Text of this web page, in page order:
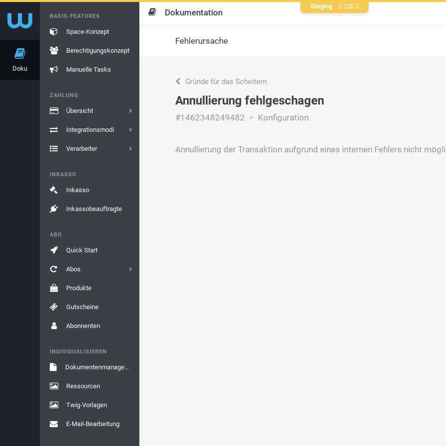
Doku
BASIS-FEATURES
Space-Konzept
Berechtigungskonzept
Manuelle Tasks
ZAHLUNG
Übersicht
Integrationsmodi
Verarbeiter
INKASSO
Inkasso
Inkassobeauftragte
ABO
Quick Start
Abos
Produkte
Gutscheine
Abonnenten
INDIVIDUALISIEREN
Dokumentenmanagement
Ressourcen
Twig-Vorlagen
E-Mail-Bearbeitung
Dokumentation
Fehlerursache
Gründe für das Scheitern
Annullierung fehlgeschagen
#1462348249482 Konfiguration
Annullierung der Transaktion aufgrund eines internen Fehlers nicht
Staging 2.220.7